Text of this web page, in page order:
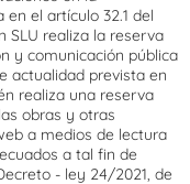
el artículo 32.1 del
SLU realiza la reserva
y comunicación pública
actualidad prevista en
realiza una reserva
obras y otras
a medios de lectura
a tal fin de
- ley 24/2021, de